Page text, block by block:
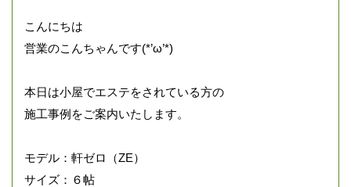
こんにちは
営業のこんちゃんです(*’ω’*)
本日は小屋でエステをされている方の
施工事例をご案内いたします。
モデル：軒ゼロ（ZE）
サイズ：６帖